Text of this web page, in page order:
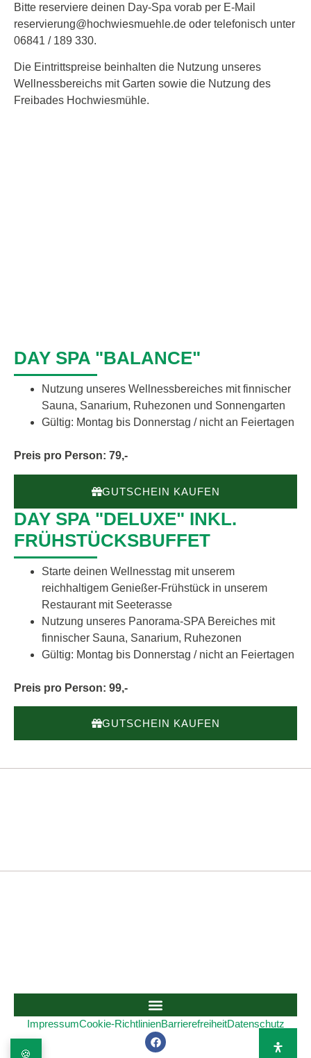
Bitte reserviere deinen Day-Spa vorab per E-Mail
reservierung@hochwiesmuehle.de oder telefonisch unter
06841 / 189 330.
Die Eintrittspreise beinhalten die Nutzung unseres
Wellnessbereichs mit Garten sowie die Nutzung des
Freibades Hochwiesmühle.
DAY SPA "BALANCE"
Nutzung unseres Wellnessbereiches mit finnischer
Sauna, Sanarium, Ruhezonen und Sonnengarten
Gültig: Montag bis Donnerstag / nicht an Feiertagen
Preis pro Person: 79,-
GUTSCHEIN KAUFEN
DAY SPA "DELUXE" INKL.
FRÜHSTÜCKSBUFFET
Starte deinen Wellnesstag mit unserem
reichhaltigem Genießer-Frühstück in unserem
Restaurant mit Seeterasse
Nutzung unseres Panorama-SPA Bereiches mit
finnischer Sauna, Sanarium, Ruhezonen
Gültig: Montag bis Donnerstag / nicht an Feiertagen
Preis pro Person: 99,-
GUTSCHEIN KAUFEN
ImpressumCookie-RichtlinienBarrierefreiheitDatenschutz
🍪